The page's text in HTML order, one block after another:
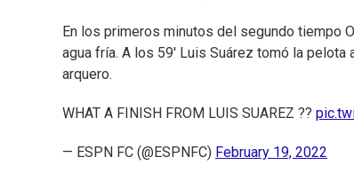
En los primeros minutos del segundo tiempo
agua fría. A los 59' Luis Suárez tomó la pelota
arquero.
WHAT A FINISH FROM LUIS SUAREZ ??
— ESPN FC (@ESPNFC) February 19, 2022